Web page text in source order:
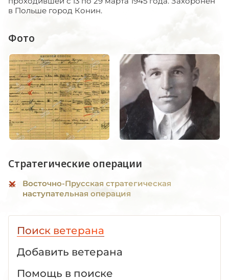
в Польше город Конин.
Фото
Стратегические операции
Восточно-Прусская стратегическая
наступательная операция
Поиск ветерана
Добавить ветерана
Помощь в поиске